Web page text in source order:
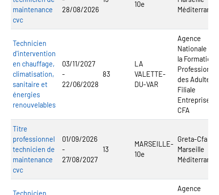
maintenance
cvc
28/08/2026
10e
Méditerranée
Technicien
d'intervention
en chauffage,
climatisation,
sanitaire et
énergies
renouvelables
03/11/2027
-
22/06/2028
83
LA
VALETTE-
DU-VAR
Agence
Nationale
la Formation
des Adultes -
Filiale
Entreprise -
CFA
Titre
professionnel
technicien de
maintenance
cvc
01/09/2026
-
27/08/2027
13
MARSEILLE-
10e
Greta-Cfa
Marseille
Méditerranée
Technicien
Agence